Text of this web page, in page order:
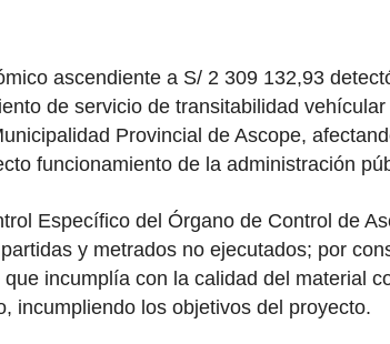
ascendiente a S/ 2 309 132,93
de servicio de transitabilidad
Provincial de Ascope,
funcionamiento de la administración
Específico del Órgano de Control de
y metrados no ejecutados; por
incumplía con la calidad del material
incumpliendo los objetivos del proyecto.